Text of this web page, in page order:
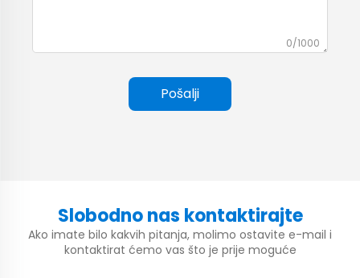
0/1000
Pošalji
Slobodno nas kontaktirajte
Ako imate bilo kakvih pitanja, molimo ostavite e-mail i
kontaktirat ćemo vas što je prije moguće